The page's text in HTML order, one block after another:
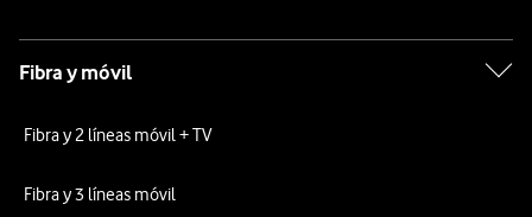
Fibra y móvil
Fibra y 2 líneas móvil + TV
Fibra y 3 líneas móvil